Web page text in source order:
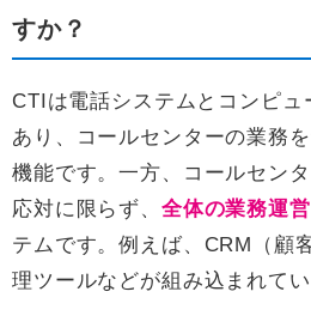
すか？
CTIは電話システムとコンピ
あり、コールセンターの業務
機能です。一方、コールセン
応対に限らず、 全体の業務運
テムです。例えば、CRM（顧
理ツールなどが組み込まれてい